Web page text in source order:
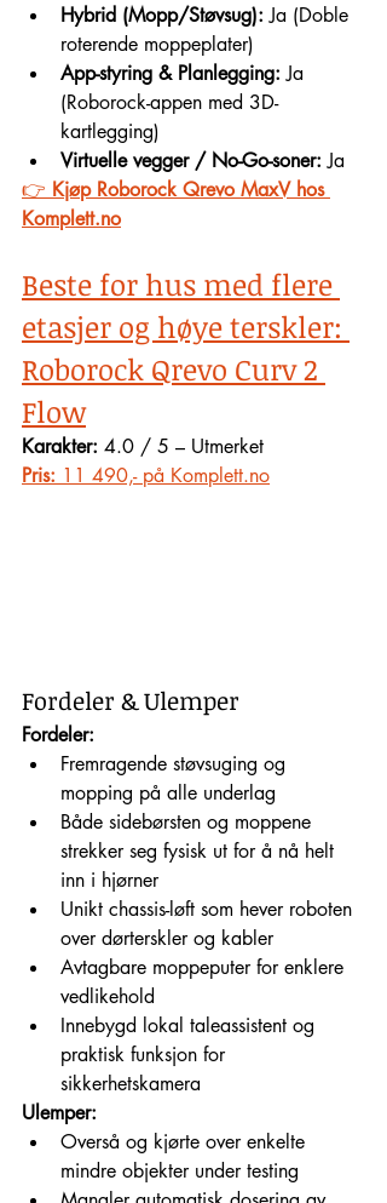
Hybrid (Mopp/Støvsug): Ja (Doble
roterende moppeplater)
App-styring & Planlegging: Ja
(Roborock-appen med 3D-
kartlegging)
Virtuelle vegger / No-Go-soner: Ja
👉 Kjøp Roborock Qrevo MaxV hos
Komplett.no
Beste for hus med flere
etasjer og høye terskler:
Roborock Qrevo Curv 2
Flow
Karakter: 4.0 / 5 – Utmerket
Pris: 11 490,- på Komplett.no
Fordeler & Ulemper
Fordeler:
Fremragende støvsuging og
mopping på alle underlag
Både sidebørsten og moppene
strekker seg fysisk ut for å nå helt
inn i hjørner
Unikt chassis-løft som hever roboten
over dørterskler og kabler
Avtagbare moppeputer for enklere
vedlikehold
Innebygd lokal taleassistent og
praktisk funksjon for
sikkerhetskamera
Ulemper:
Overså og kjørte over enkelte
mindre objekter under testing